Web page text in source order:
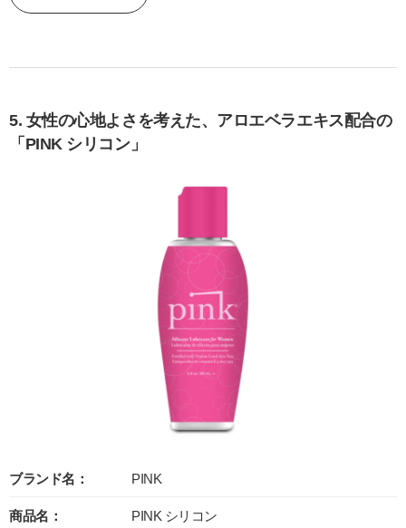
5. 女性の心地よさを考えた、アロエベラエキス配合の
「PINK シリコン」
ブランド名： PINK
商品名： PINK シリコン